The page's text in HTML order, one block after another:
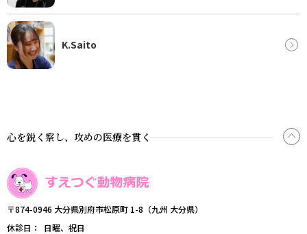
K.Saito
心を鋭く察し、攻めの医療を貫く
〒874-0946 大分県別府市松原町 1-8（九州 大分県）
休診日
日曜、祝日